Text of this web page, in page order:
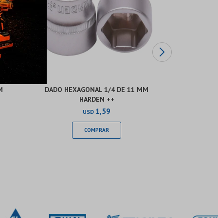
DADO HEXAGONAL 1/4 DE 11 MM
HARDEN ++
USD 1,59